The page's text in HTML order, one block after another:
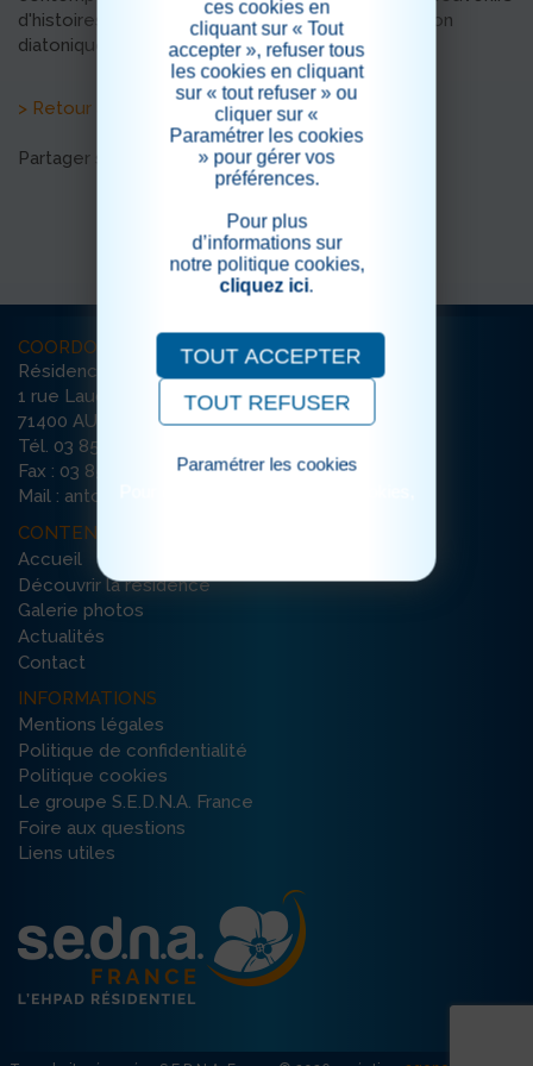
d'histoires d'antan au son du traditionnel accordéon
diatonique.
> Retour aux actualités
Partager sur les réseaux sociaux
COORDONNÉES
Résidence Saint-Antoine
1 rue Lauchien Le Boucher
71400 AUTUN
Tél. 03 85 86 93 93
Fax : 03 85 86 93 94
Mail : antoine-autun@ehpad-sedna.fr
CONTENU DU SITE
Accueil
Découvrir la résidence
Galerie photos
Actualités
Contact
INFORMATIONS
Mentions légales
Politique de confidentialité
Politique cookies
Le groupe S.E.D.N.A. France
Foire aux questions
Liens utiles
ces cookies en
cliquant sur « Tout
accepter », refuser tous
les cookies en cliquant
sur « tout refuser » ou
cliquer sur «
Paramétrer les cookies
» pour gérer vos
préférences.
Pour plus
d’informations sur
notre politique cookies,
cliquez ici.
TOUT ACCEPTER
TOUT REFUSER
Paramétrer les cookies